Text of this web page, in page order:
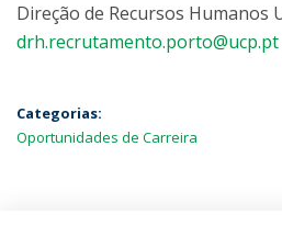
Direção de Recursos Humanos
drh.recrutamento.porto@ucp.pt
Categorias:
Oportunidades de Carreira